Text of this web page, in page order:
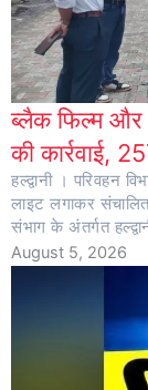
ब्लैक फिल्म और
की कार्रवाई,
हल्द्वानी । परिवहन
लाइट लगाकर संचालित
संभाग के अंतर्गत
August 5, 2026